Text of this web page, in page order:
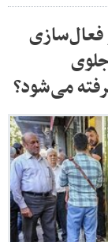
فعال‌سازی
می‌شود؟